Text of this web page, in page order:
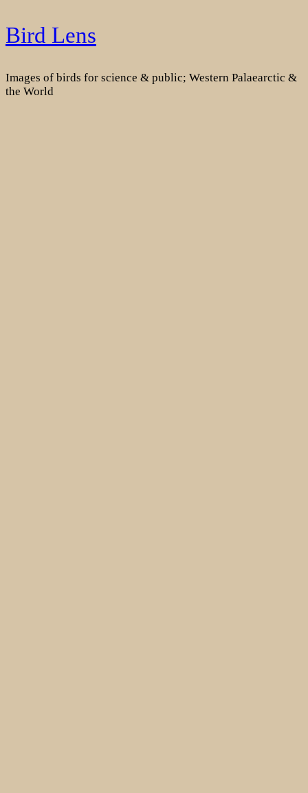
Skip
to
Bird Lens
Images of birds for science & public; Western Palaearctic &
the World